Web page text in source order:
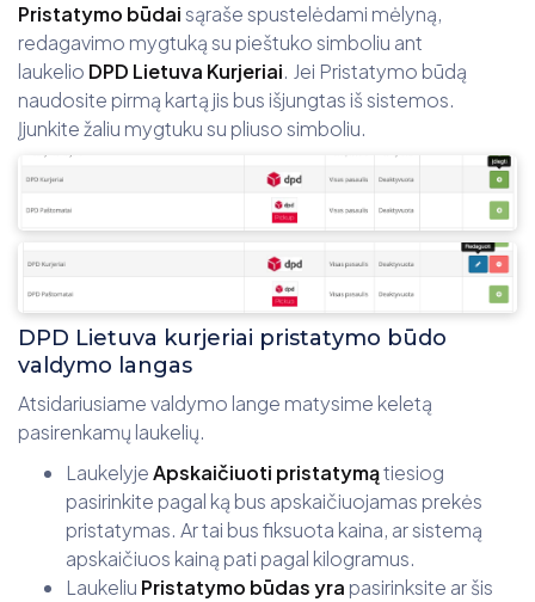
Pristatymo būdaisąraše spustelėdami mėlyną,
redagavimo mygtuką su pieštuko simboliu ant
laukelio DPD Lietuva Kurjeriai. Jei Pristatymo būdą
naudosite pirmą kartą jis bus išjungtas iš sistemos.
Įjunkite žaliu mygtuku su pliuso simboliu.
DPD Lietuva kurjeriai pristatymo būdo
valdymo langas
Atsidariusiame valdymo lange matysime keletą
pasirenkamų laukelių.
LaukelyjeApskaičiuoti pristatymątiesiog
pasirinkite pagal ką bus apskaičiuojamas prekės
pristatymas. Ar tai bus fiksuota kaina, ar sistemą
apskaičiuos kainą pati pagal kilogramus.
Laukeliu Pristatymo būdas yra pasirinksite ar šis